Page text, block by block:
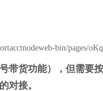
bin/pages/
带货功能），但需要
对接。